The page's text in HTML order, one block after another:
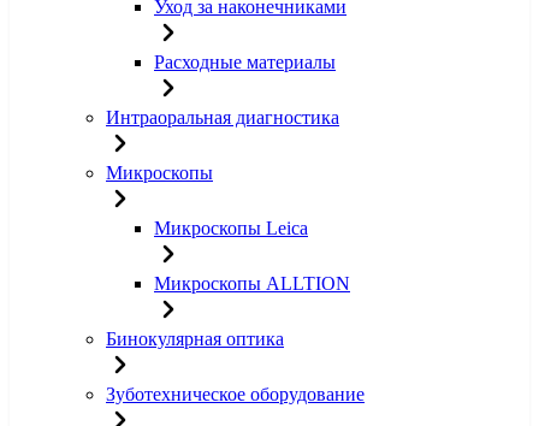
Уход за наконечниками
Расходные материалы
Интраоральная диагностика
Микроскопы
Микроскопы Leica
Микроскопы ALLTION
Бинокулярная оптика
Зуботехническое оборудование